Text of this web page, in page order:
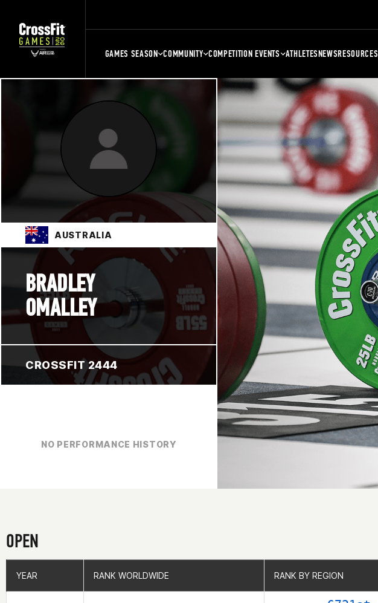
GAMES SEASON COMMUNITY COMPETITION EVENTS ATHLETESNEWSRESOURCES
AUSTRALIA
BRADLEY
OMALLEY
CROSSFIT 2444
NO PERFORMANCE HISTORY
OPEN
YEAR RANK WORLDWIDE RANK BY REGION
YEAR RANK WORLDWIDE RANK BY REGION